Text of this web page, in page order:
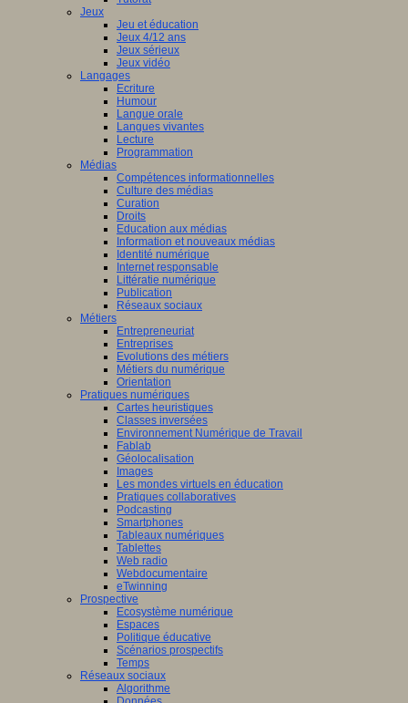
Jeux
Jeu et éducation
Jeux 4/12 ans
Jeux sérieux
Jeux vidéo
Langages
Ecriture
Humour
Langue orale
Langues vivantes
Lecture
Programmation
Médias
Compétences informationnelles
Culture des médias
Curation
Droits
Education aux médias
Information et nouveaux médias
Identité numérique
Internet responsable
Littératie numérique
Publication
Réseaux sociaux
Métiers
Entrepreneuriat
Entreprises
Evolutions des métiers
Métiers du numérique
Orientation
Pratiques numériques
Cartes heuristiques
Classes inversées
Environnement Numérique de Travail
Fablab
Géolocalisation
Images
Les mondes virtuels en éducation
Pratiques collaboratives
Podcasting
Smartphones
Tableaux numériques
Tablettes
Web radio
Webdocumentaire
eTwinning
Prospective
Ecosystème numérique
Espaces
Politique éducative
Scénarios prospectifs
Temps
Réseaux sociaux
Algorithme